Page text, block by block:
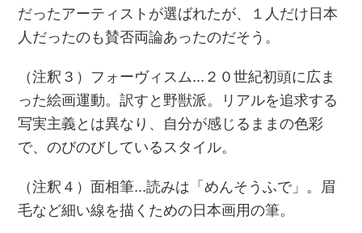
だったアーティストが選ばれたが、１人だけ日本
人だったのも賛否両論あったのだそう。
（注釈３）フォーヴィスム…２０世紀初頭に広ま
った絵画運動。訳すと野獣派。リアルを追求する
写実主義とは異なり、自分が感じるままの色彩
で、のびのびしているスタイル。
（注釈４）面相筆…読みは「めんそうふで」。眉
毛など細い線を描くための日本画用の筆。